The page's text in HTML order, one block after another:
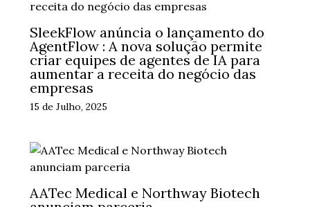
SleekFlow anúncia o lançamento do
AgentFlow : A nova solução permite
criar equipes de agentes de IA para
aumentar a receita do negócio das
empresas
15 de Julho, 2025
AATec Medical e Northway Biotech